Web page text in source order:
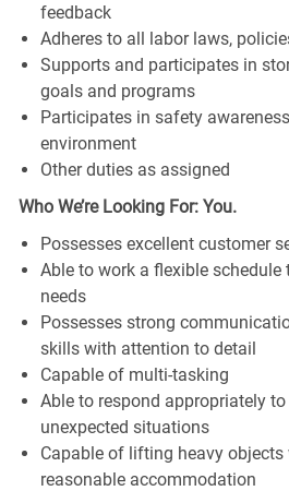
feedback
Adheres to all labor laws,
Supports and participates in
goals and programs
Participates in safety
environment
Other duties as assigned
Who We’re Looking For: You.
Possesses excellent customer
Able to work a flexible
needs
Possesses strong
skills with attention to detail
Capable of multi-tasking
Able to respond appropriately
unexpected situations
Capable of lifting heavy
reasonable accommodation